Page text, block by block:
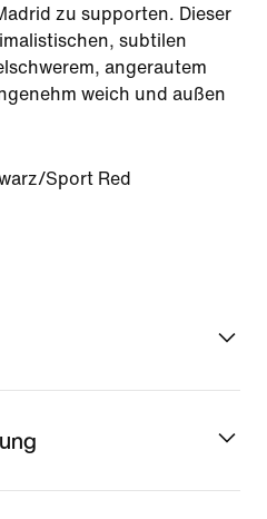
zu supporten. Dieser
subtilen
angerautem
weich und außen
Sport Red